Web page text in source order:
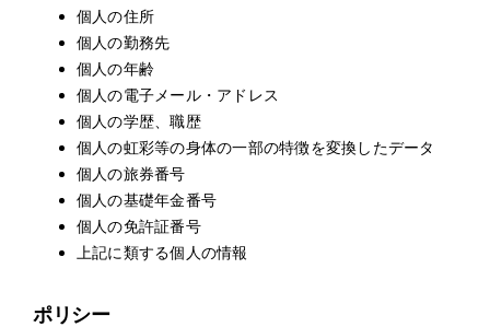
個人の住所
個人の勤務先
個人の年齢
個人の電子メール・アドレス
個人の学歴、職歴
個人の虹彩等の身体の一部の特徴を変換したデータ
個人の旅券番号
個人の基礎年金番号
個人の免許証番号
上記に類する個人の情報
ポリシー